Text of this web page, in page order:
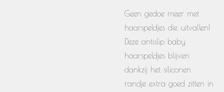
Geen gedoe meer met
haarspeldjes die uitvallen!
Deze antislip baby
haarspeldjes blijven
dankzij het siliconen
randje extra goed zitten in